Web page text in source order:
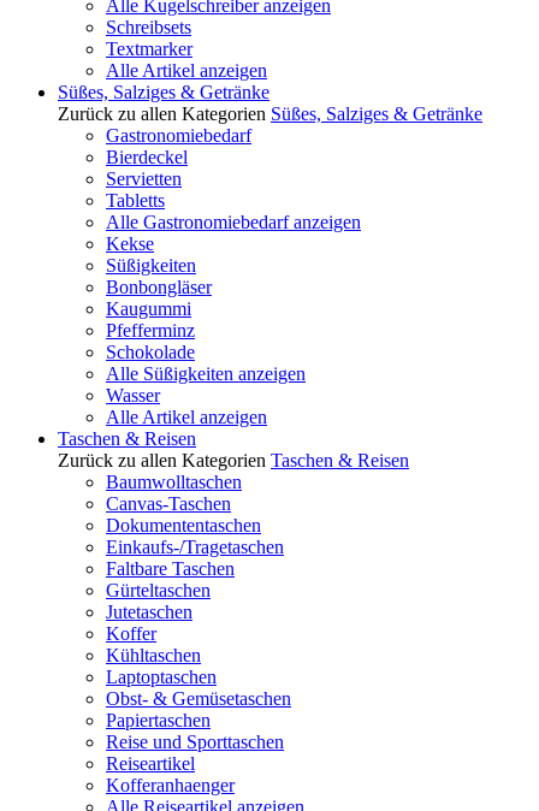
Alle Kugelschreiber anzeigen
Schreibsets
Textmarker
Alle Artikel anzeigen
Süßes, Salziges & Getränke
Zurück zu allen Kategorien Süßes, Salziges & Getränke
Gastronomiebedarf
Bierdeckel
Servietten
Tabletts
Alle Gastronomiebedarf anzeigen
Kekse
Süßigkeiten
Bonbongläser
Kaugummi
Pfefferminz
Schokolade
Alle Süßigkeiten anzeigen
Wasser
Alle Artikel anzeigen
Taschen & Reisen
Zurück zu allen Kategorien Taschen & Reisen
Baumwolltaschen
Canvas-Taschen
Dokumententaschen
Einkaufs-/Tragetaschen
Faltbare Taschen
Gürteltaschen
Jutetaschen
Koffer
Kühltaschen
Laptoptaschen
Obst- & Gemüsetaschen
Papiertaschen
Reise und Sporttaschen
Reiseartikel
Kofferanhaenger
Alle Reiseartikel anzeigen